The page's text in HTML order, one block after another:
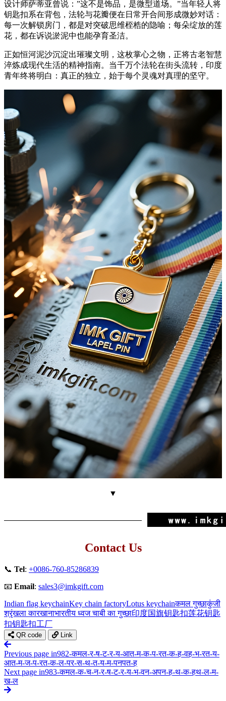
设计师萨蒂亚曾说：”这不是饰品，是微型道场。”当年轻人将
钥匙扣系在背包，法轮与花瓣便在日常开合间形成微妙对话：
每一次解锁房门，都是对突破思维桎梏的隐喻；每朵绽放的莲
花，都在诉说淤泥中也能孕育圣洁。
正如恒河泥沙沉淀出璀璨文明，这枚掌心之物，正将古老智慧
淬炼成现代生活的精神指南。当千万个法轮在街头流转，印度
青年终将明白：真正的独立，始于每个灵魂对真理的坚守。
▼
Contact Us
📞 Tel: +0086-760-85286839
📧 Email: sales3@imkgift.com
Indian flag keychainKey chain factoryLotus keychainकमल गुच्छाकुंजी
श्रृंखला कारखानाभारतीय ध्वज चाबी का गुच्छा印度国旗钥匙扣莲花钥匙
扣钥匙扣工厂
QR code Link
Previous page in982-कमल-र-ष-ट-र-य-आत-म-क-प-रत-क-ह-वह-भ-रत-य-
आत-म-ज-प-रत-क-ल-पर-स-थ-त-य-म-पनपत-ह
Next page in983-कमल-क-च-न-र-ष-ट-र-य-भ-वन-अपन-ह-थ-क-हथ-ल-म-
ख-ल